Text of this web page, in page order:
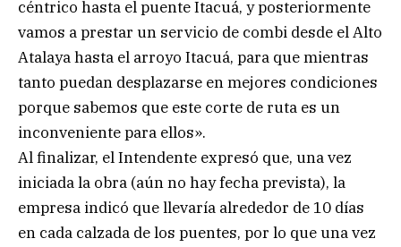
céntrico hasta el puente Itacuá, y posteriormente
vamos a prestar un servicio de combi desde el Alto
Atalaya hasta el arroyo Itacuá, para que mientras
tanto puedan desplazarse en mejores condiciones
porque sabemos que este corte de ruta es un
inconveniente para ellos».
Al finalizar, el Intendente expresó que, una vez
iniciada la obra (aún no hay fecha prevista), la
empresa indicó que llevaría alrededor de 10 días
en cada calzada de los puentes, por lo que una vez